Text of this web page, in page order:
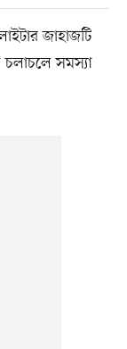
জাহাজটি
চলাচলে সমস্যা